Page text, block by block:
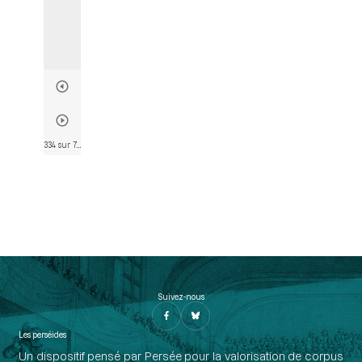
Suivez-nous
Les perséides
Un dispositif pensé par Persée pour la valorisation de corpus